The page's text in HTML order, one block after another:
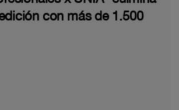
con más de 1.500